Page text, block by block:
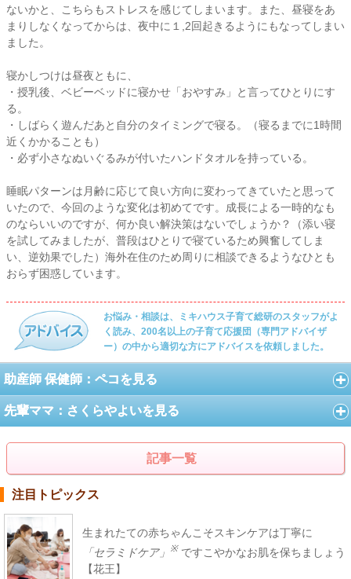
ないかと、こちらもストレスを感じてしまいます。また、昼寝をあ
まりしなくなってからは、夜中に１,2回起きるようにもなってしまい
ました。
寝かしつけは昼夜ともに、
・授乳後、ベビーベッドに寝かせ「おやすみ」と言ってひとりにす
る。
・しばらく遊んだあと自分のタイミングで寝る。（寝るまでに1時間
近くかかることも）
・必ず小さなぬいぐるみが付いたハンドタオルを持っている。
睡眠パターンは月齢に応じて良い方向に変わってきていたと思って
いたので、今回のような変化は初めてです。成長による一時的なも
のならいいのですが、何か良い解決策はないでしょうか？（添い寝
を試してみましたが、普段はひとりで寝ているため興奮してしま
い、逆効果でした）海外在住のため周りに相談できるようなひとも
おらず困惑しています。
お悩み・相談は、ミキハウス子育て総研のスタッフがよ
く読み、200名以上の子育て応援団（専門アドバイザ
ー）の中から適切な方にアドバイスを依頼しました。
助産師 保健師：ペコを見る
先輩ママ：さくらやよいを見る
記事一覧
注目トピックス
生まれたての赤ちゃんこそスキンケアは丁寧に
「セラミドケア」
※ ですこやかなお肌を保ちましょう
【花王】